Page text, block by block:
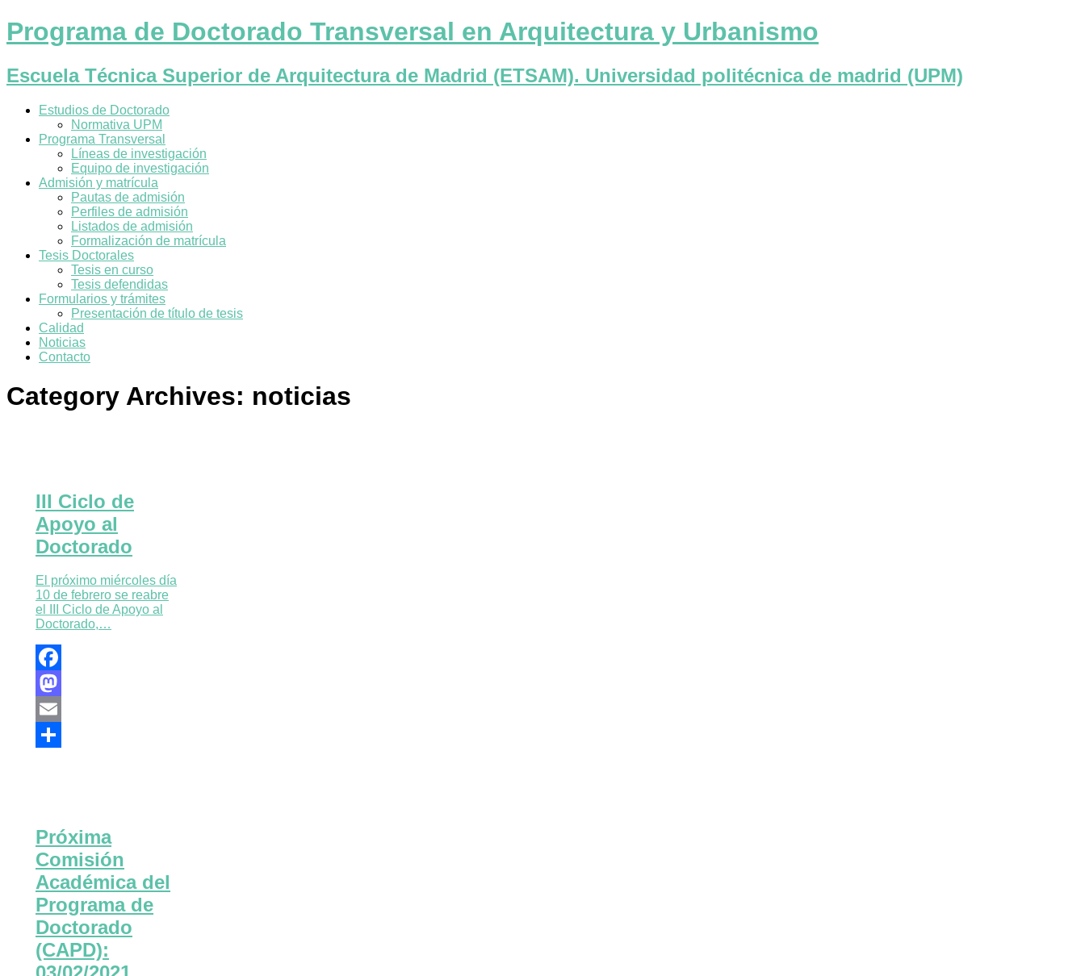
Programa de Doctorado Transversal en Arquitectura y Urbanismo
Escuela Técnica Superior de Arquitectura de Madrid (ETSAM). Universidad politécnica de madrid (UPM)
Estudios de Doctorado
Normativa UPM
Programa Transversal
Líneas de investigación
Equipo de investigación
Admisión y matrícula
Pautas de admisión
Perfiles de admisión
Listados de admisión
Formalización de matrícula
Tesis Doctorales
Tesis en curso
Tesis defendidas
Formularios y trámites
Presentación de título de tesis
Calidad
Noticias
Contacto
Category Archives: noticias
III Ciclo de
Apoyo al
Doctorado
El próximo miércoles día
10 de febrero se reabre
el III Ciclo de Apoyo al
Doctorado,…
Facebook
Mastodon
Email
Próxima
Comisión
Académica del
Programa de
Doctorado
(CAPD):